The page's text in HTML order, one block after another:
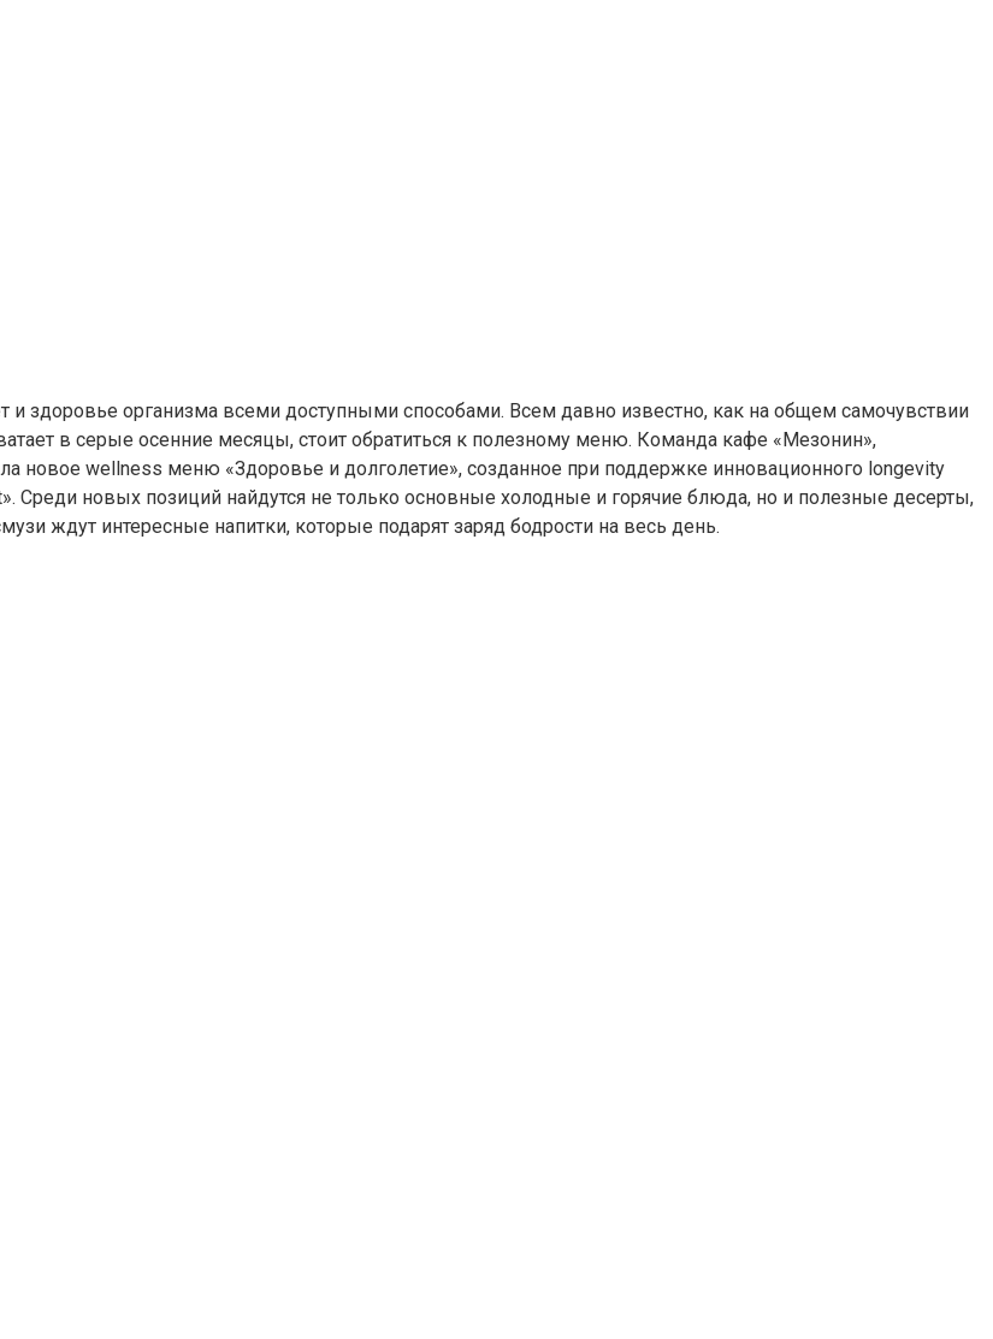
здоровье организма всеми доступными способами. Всем давно известно, как на общем самочувствии
в серые осенние месяцы, стоит обратиться к полезному меню. Команда кафе «Мезонин»,
новое wellness меню «Здоровье и долголетие», созданное при поддержке инновационного longevity
Среди новых позиций найдутся не только основные холодные и горячие блюда, но и полезные десерты,
ждут интересные напитки, которые подарят заряд бодрости на весь день.